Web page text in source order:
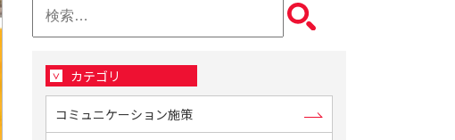
索:
カテゴリ
コミュニケーション施策